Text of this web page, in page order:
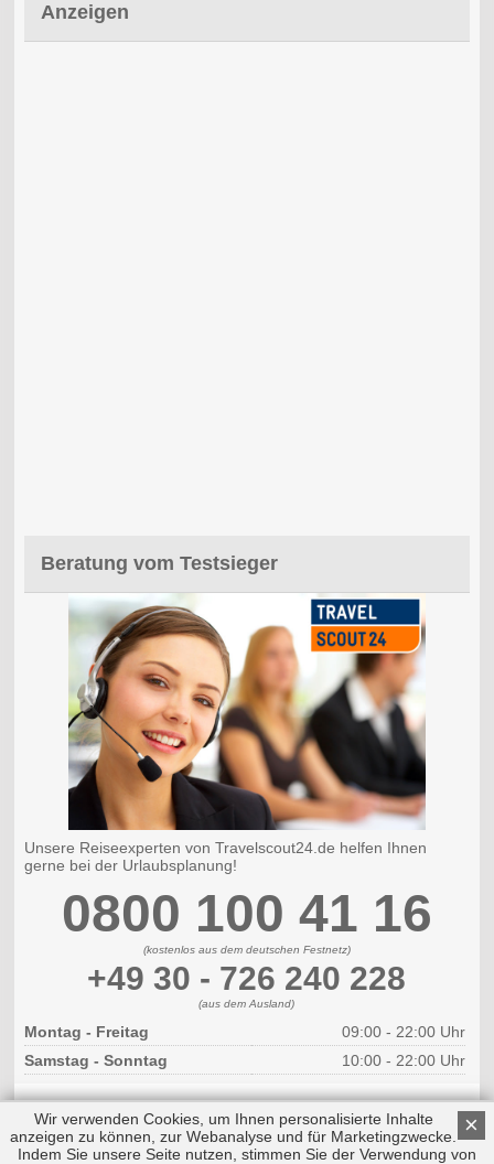
Anzeigen
Beratung vom Testsieger
Unsere Reiseexperten von Travelscout24.de helfen Ihnen
gerne bei der Urlaubsplanung!
0800 100 41 16
(kostenlos aus dem deutschen Festnetz)
+49 30 - 726 240 228
(aus dem Ausland)
Montag - Freitag
09:00 - 22:00 Uhr
Samstag - Sonntag
10:00 - 22:00 Uhr
×
Wir verwenden Cookies, um Ihnen personalisierte Inhalte
anzeigen zu können, zur Webanalyse und für Marketingzwecke.
Indem Sie unsere Seite nutzen, stimmen Sie der Verwendung von